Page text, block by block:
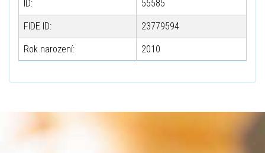
ID: 55585
FIDE ID: 23779594
Rok narození: 2010